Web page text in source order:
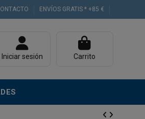
ENVÍOS GRATIS * +85 €
Iniciar sesión Carrito